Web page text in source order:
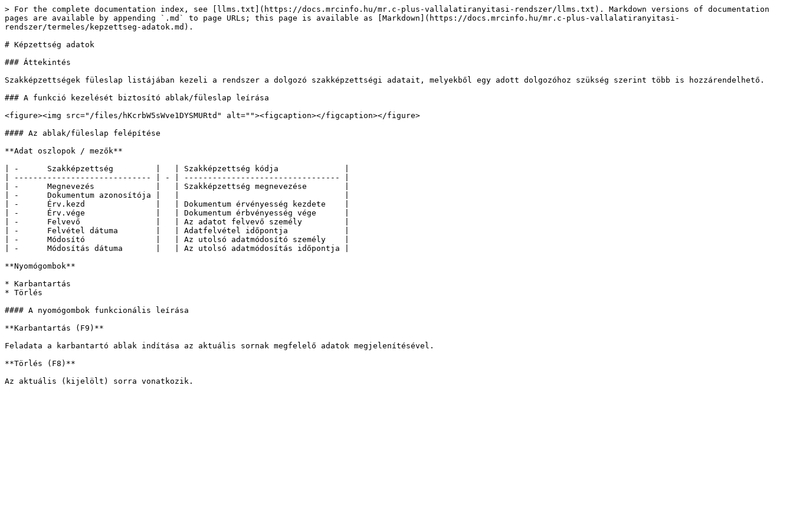
> For the complete documentation index, see [llms.txt](https://docs.mrcinfo.hu/mr.c-plus-vallalatiranyitasi-rendszer/llms.txt). Markdown versions of documentation
pages are available by appending `.md` to page URLs; this page is available as [Markdown](https://docs.mrcinfo.hu/mr.c-plus-vallalatiranyitasi-
rendszer/termeles/kepzettseg-adatok.md).
# Képzettség adatok
### Áttekintés
Szakképzettségek füleslap listájában kezeli a rendszer a dolgozó szakképzettségi adatait, melyekből egy adott dolgozóhoz szükség szerint több is hozzárendelhető.
### A funkció kezelését biztosító ablak/füleslap leírása
<figure><img src="/files/hKcrbW5sWve1DYSMURtd" alt=""><figcaption></figcaption></figure>
#### Az ablak/füleslap felépítése
**Adat oszlopok / mezők**
| -      Szakképzettség         |   | Szakképzettség kódja              |
| ----------------------------- | - | --------------------------------- |
| -      Megnevezés             |   | Szakképzettség megnevezése        |
| -      Dokumentum azonosítója |   |                                   |
| -      Érv.kezd               |   | Dokumentum érvényesség kezdete    |
| -      Érv.vége               |   | Dokumentum érbvényesség vége      |
| -      Felvevő                |   | Az adatot felvevő személy         |
| -      Felvétel dátuma        |   | Adatfelvétel időpontja            |
| -      Módosító               |   | Az utolsó adatmódosító személy    |
| -      Módosítás dátuma       |   | Az utolsó adatmódosítás időpontja |
**Nyomógombok**
* Karbantartás
* Törlés
#### A nyomógombok funkcionális leírása
**Karbantartás (F9)**
Feladata a karbantartó ablak indítása az aktuális sornak megfelelő adatok megjelenítésével.
**Törlés (F8)**